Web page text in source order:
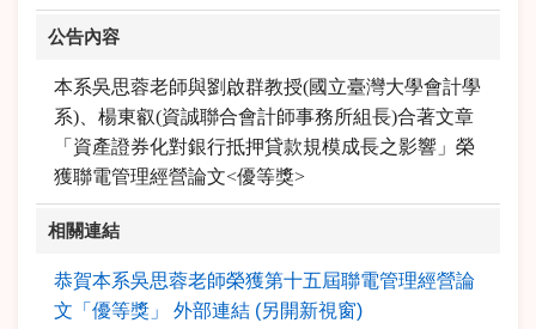
公告內容
本系吳思蓉老師與劉啟群教授(國立臺灣大學會計學
系)、楊東叡(資誠聯合會計師事務所組長)合著文章
「資產證券化對銀行抵押貸款規模成長之影響」榮
獲聯電管理經營論文<優等獎>
相關連結
恭賀本系吳思蓉老師榮獲第十五屆聯電管理經營論
文「優等獎」 外部連結 (另開新視窗)